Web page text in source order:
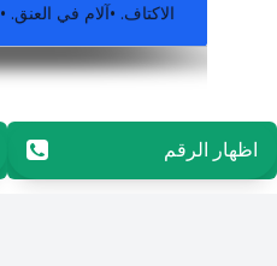
ﺍﻻﻛﺘﺎﻑ. •آلام في العنق. •
اظهار الرقم96565594848